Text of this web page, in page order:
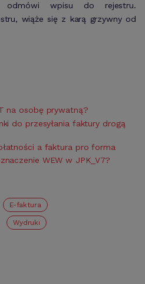
odmówi wpisu do rejestru.
wiąże się z karą grzywny od
na osobę prywatną?
do przesyłania faktury drogą
a faktura pro forma
WEW w JPK_V7?
E-faktura
Wydruki